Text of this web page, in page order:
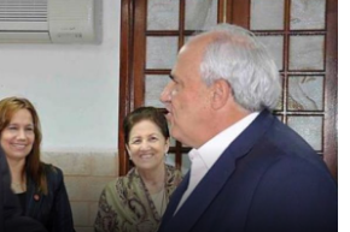
Instagram como: hispan_tv